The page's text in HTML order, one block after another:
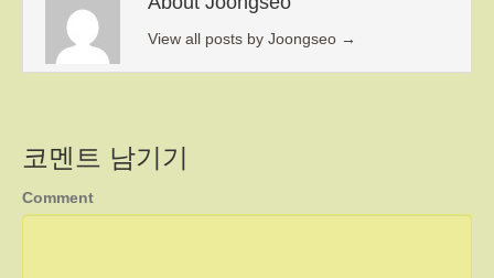
View all posts by Joongseo →
코멘트 남기기
Comment